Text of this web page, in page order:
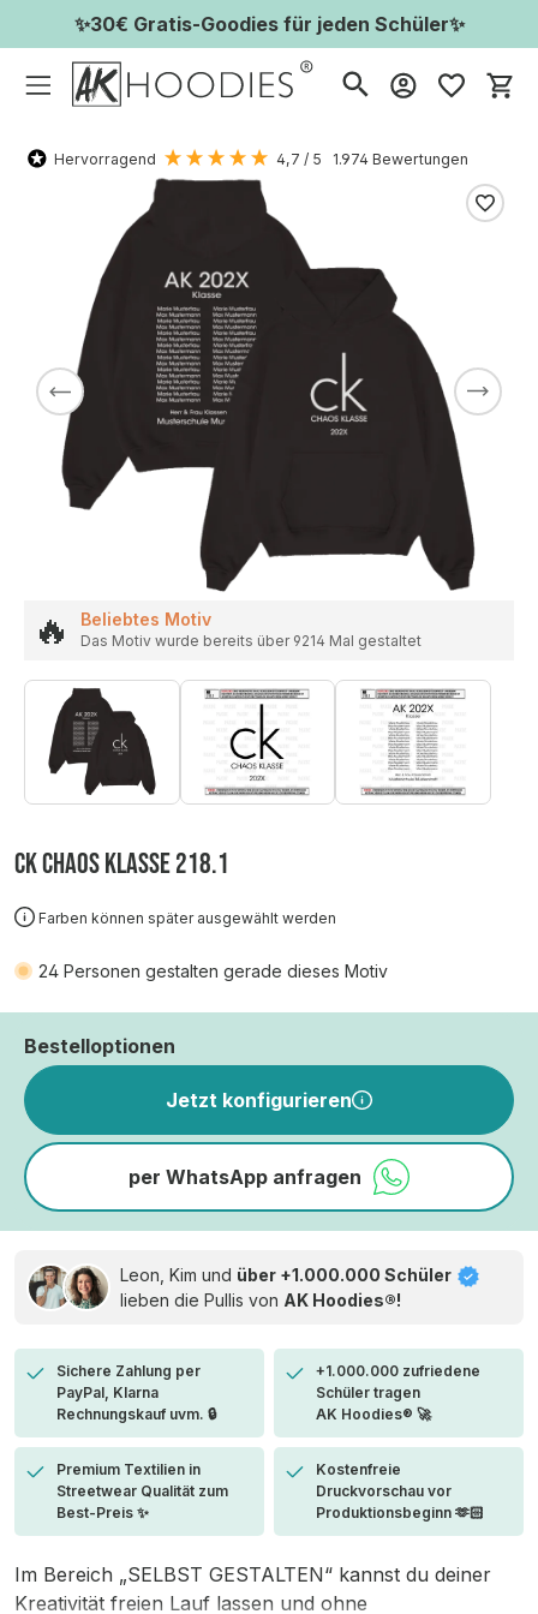
✨30€ Gratis-Goodies für jeden Schüler✨
Hervorragend 4,7 / 5 1.974 Bewertungen
🔥 Beliebtes Motiv
Das Motiv wurde bereits über 9214 Mal gestaltet
CK CHAOS KLASSE 218.1
Farben können später ausgewählt werden
24 Personen gestalten gerade dieses Motiv
Bestelloptionen
Jetzt konfigurieren
per WhatsApp anfragen
Leon, Kim und über +1.000.000 Schüler
lieben die Pullis von AK Hoodies®!
Sichere Zahlung per
PayPal, Klarna
Rechnungskauf uvm. 🔒
+1.000.000 zufriedene
Schüler tragen
AK Hoodies® 🚀
Premium Textilien in
Streetwear Qualität zum
Best-Preis ✨
Kostenfreie
Druckvorschau vor
Produktionsbeginn 🫶🏻
Im Bereich „SELBST GESTALTEN“ kannst du deiner
Kreativität freien Lauf lassen und ohne